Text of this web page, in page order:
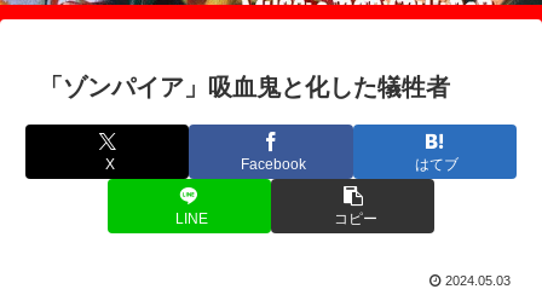
「ゾンパイア」吸血鬼と化した犠牲者
X Facebook はてブ
LINE コピー
2024.05.03